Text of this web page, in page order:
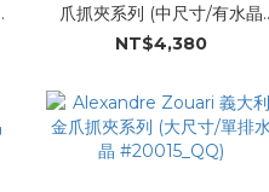
爪抓夾系列 (中尺寸/有水晶
#20014_PP)
NT$4,380